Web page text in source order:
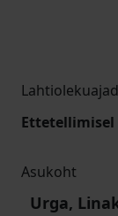
Lahtiolekuajad
Ettetellimisel
Asukoht
Urga,